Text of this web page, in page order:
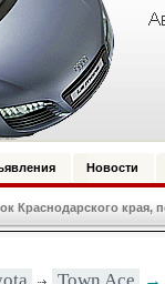
Новости
края,
→